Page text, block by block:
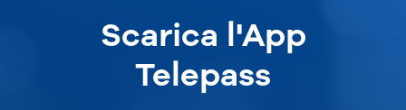
Scarica l'App
Telepass